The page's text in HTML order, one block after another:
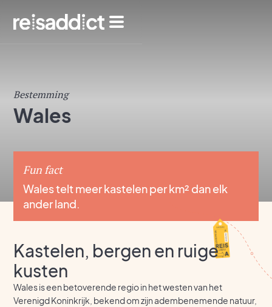
Bestemming
Wales
Fun fact
Wales telt meer kastelen per km² dan elk
ander land.
Kastelen, bergen en ruige
kusten
Wales is een betoverende regio in het westen van het
Verenigd Koninkrijk, bekend om zijn adembenemende natuur,